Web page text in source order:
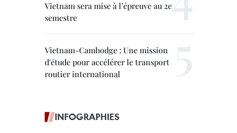
Vietnam sera mise à l’épreuve au 2e
semestre
Vietnam-Cambodge : Une mission
d'étude pour accélérer le transport
routier international
INFOGRAPHIES